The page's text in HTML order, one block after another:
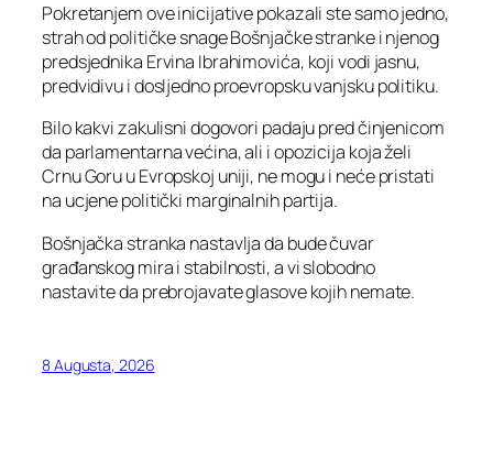
Pokretanjem ove inicijative pokazali ste samo jedno,
strah od političke snage Bošnjačke stranke i njenog
predsjednika Ervina Ibrahimovića, koji vodi jasnu,
predvidivu i dosljedno proevropsku vanjsku politiku.
Bilo kakvi zakulisni dogovori padaju pred činjenicom
da parlamentarna većina, ali i opozicija koja želi
Crnu Goru u Evropskoj uniji, ne mogu i neće pristati
na ucjene politički marginalnih partija.
Bošnjačka stranka nastavlja da bude čuvar
građanskog mira i stabilnosti, a vi slobodno
nastavite da prebrojavate glasove kojih nemate.
8 Augusta, 2026